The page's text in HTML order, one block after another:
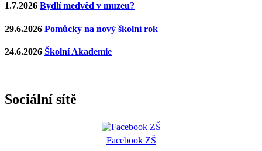
1.7.2026 Bydlí medvěd v muzeu?
29.6.2026 Pomůcky na nový školní rok
24.6.2026 Školní Akademie
Sociální sítě
Facebook ZŠ